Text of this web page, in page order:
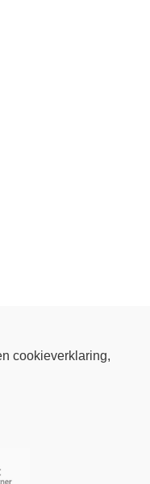
cookieverklaring